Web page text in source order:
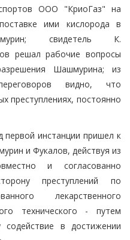
ООО "КриоГаз" на
ими кислорода в
свидетель К.
решал рабочие вопросы
Шашмурина; из
видно, что
преступлениях, постоянно
первой инстанции пришел к
и Фукалов, действуя из
и согласованно
преступлений по
лекарственного
технического - путем
содействие в достижении